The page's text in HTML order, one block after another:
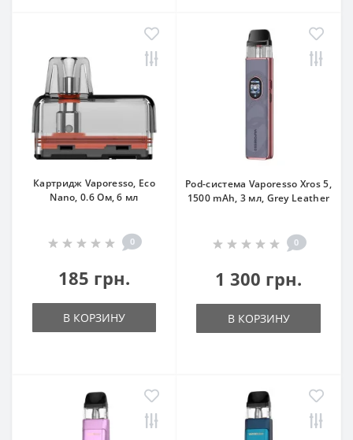
Картридж Vaporesso, Eco
Nano, 0.6 Ом, 6 мл
0
185 грн.
В КОРЗИНУ
Pod-система Vaporesso Xros 5,
1500 mAh, 3 мл, Grey Leather
0
1 300 грн.
В КОРЗИНУ